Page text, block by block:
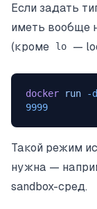
Если задать
иметь вообще
(кроме
lo —
docker run -d
9999
Такой режим
нужна —
sandbox-сред.